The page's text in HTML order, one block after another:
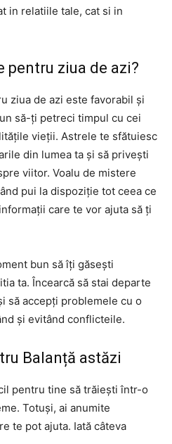
in relatiile tale, cat si in
pentru ziua de azi?
ziua de azi este favorabil și
să-ți petreci timpul cu cei
vieții. Astrele te sfătuiesc
din lumea ta și să privești
viitor. Voalu de mistere
pui la dispoziție tot ceea ce
care te vor ajuta să ți
bun să îți găsești
ta. Încearcă să stai departe
să accepți problemele cu o
și evitând conflicteile.
Balanță astăzi
pentru tine să trăiești într-o
Totuși, ai anumite
te pot ajuta. Iată câteva